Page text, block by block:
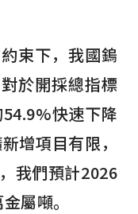
束下，我國鎢
於開採總指標
快速下降
增項目有限，
我們預計2026
屬噸。